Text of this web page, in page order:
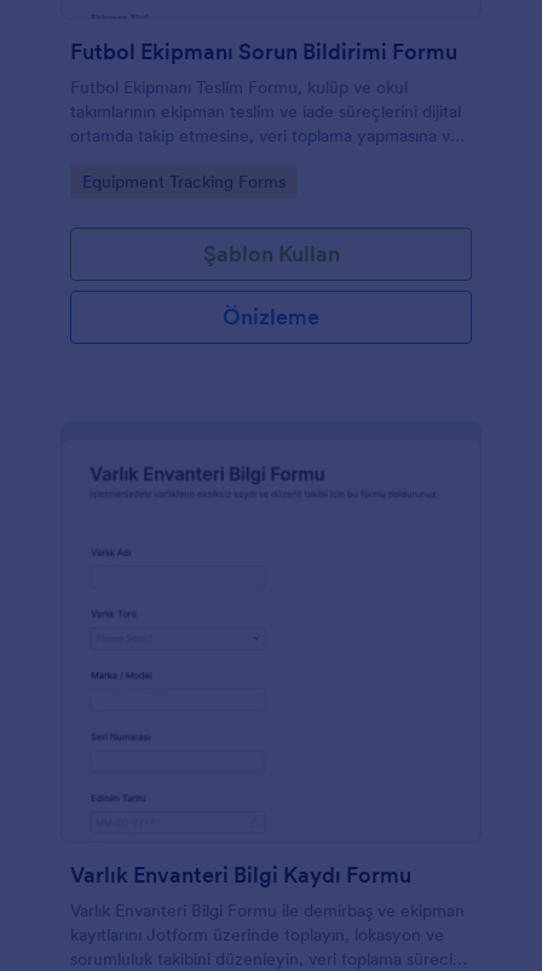
Futbol Ekipmanı Sorun Bildirimi Formu
Futbol Ekipmanı Teslim Formu, kulüp ve okul
takımlarının ekipman teslim ve iade süreçlerini dijital
ortamda takip etmesine, veri toplama yapmasına ve
yardımcı olur.
Go to Category:
Equipment Tracking Forms
Şablon Kullan
Önizleme
Varlık Envanteri Bilgi Kaydı Formu
Varlık Envanteri Bilgi Formu ile demirbaş ve ekipman
kayıtlarını Jotform üzerinde toplayın, lokasyon ve
sorumluluk takibini düzenleyin, veri toplama sürecini